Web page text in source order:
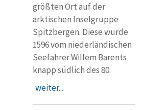
größten Ort auf der
arktischen Inselgruppe
Spitzbergen. Diese wurde
1596 vom niederländischen
Seefahrer Willem Barents
knapp südlich des 80.
weiter...